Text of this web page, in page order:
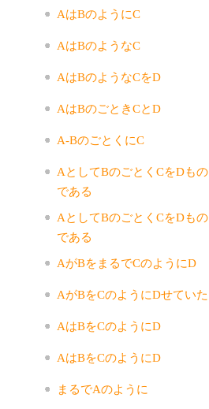
AはBのようにC
AはBのようなC
AはBのようなCをD
AはBのごときCとD
A-BのごとくにC
AとしてBのごとくCをDもの
である
AとしてBのごとくCをDもの
である
AがBをまるでCのようにD
AがBをCのようにDせていた
AはBをCのようにD
AはBをCのようにD
まるでAのように